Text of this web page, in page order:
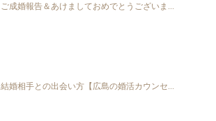
ご成婚報告＆あけましておめでとうございま...
結婚相手との出会い方【広島の婚活カウンセ...